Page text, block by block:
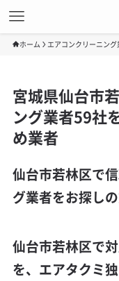
ホーム エアコンクリーニング
宮城県仙台市
ング業者59社
め業者
仙台市若林区で
グ業者をお探しの
仙台市若林区で
を、エアタクミ